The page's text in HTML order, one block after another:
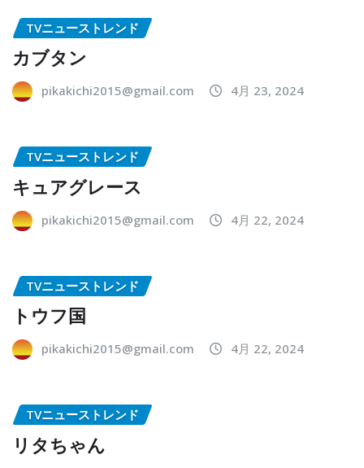
TVニューストレンド
カブタン
pikakichi2015@gmail.com 4月 23, 2024
TVニューストレンド
キュアグレース
pikakichi2015@gmail.com 4月 22, 2024
TVニューストレンド
トウフ国
pikakichi2015@gmail.com 4月 22, 2024
TVニューストレンド
リタちゃん